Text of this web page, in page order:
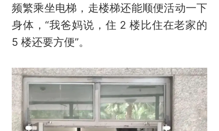
频繁乘坐电梯，走楼梯还能顺便活动一下
身体，“我爸妈说，住 2 楼比住在老家的
5 楼还要方便”。